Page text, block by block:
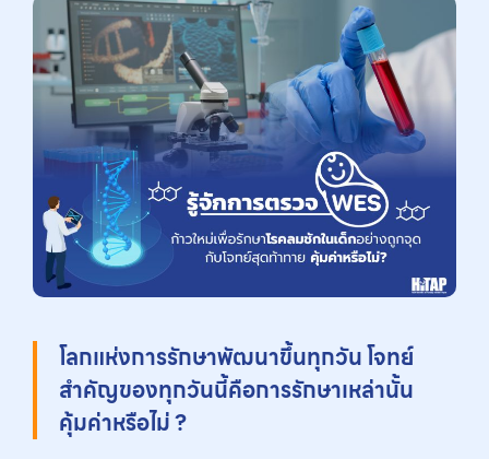
โลกแห่งการรักษาพัฒนาขึ้นทุกวัน โจทย์
สำคัญของทุกวันนี้คือการรักษาเหล่านั้น
คุ้มค่าหรือไม่ ?